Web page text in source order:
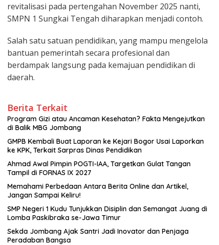
revitalisasi pada pertengahan November 2025 nanti,
SMPN 1 Sungkai Tengah diharapkan menjadi contoh.
Salah satu satuan pendidikan, yang mampu mengelola
bantuan pemerintah secara profesional dan
berdampak langsung pada kemajuan pendidikan di
daerah.
Berita Terkait
Program Gizi atau Ancaman Kesehatan? Fakta Mengejutkan
di Balik MBG Jombang
GMPB Kembali Buat Laporan ke Kejari Bogor Usai Laporkan
ke KPK, Terkait Sarpras Dinas Pendidikan
Ahmad Awal Pimpin POGTI-IAA, Targetkan Gulat Tangan
Tampil di FORNAS IX 2027
Memahami Perbedaan Antara Berita Online dan Artikel,
Jangan Sampai Keliru!
SMP Negeri 1 Kudu Tunjukkan Disiplin dan Semangat Juang di
Lomba Paskibraka se-Jawa Timur
Sekda Jombang Ajak Santri Jadi Inovator dan Penjaga
Peradaban Bangsa